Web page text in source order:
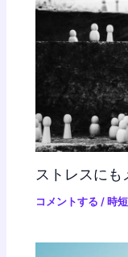
ストレスに
コメントする / 時短